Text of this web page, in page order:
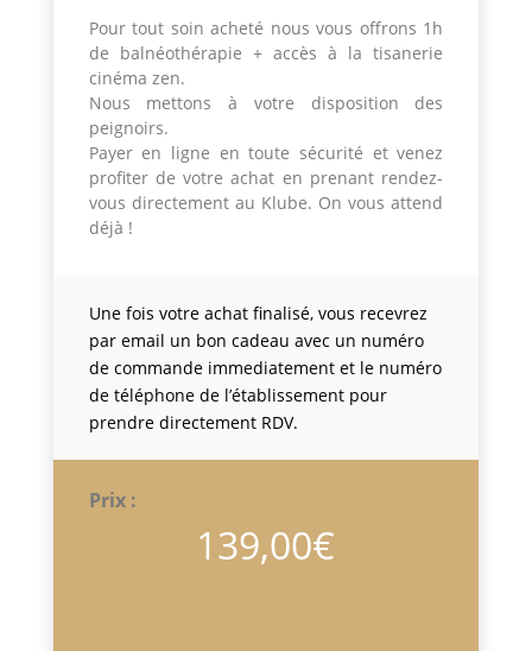
Pour tout soin acheté nous vous offrons 1h
de balnéothérapie + accès à la tisanerie
cinéma zen.
Nous mettons à votre disposition des
peignoirs.
Payer en ligne en toute sécurité et venez
profiter de votre achat en prenant rendez-
vous directement au Klube. On vous attend
déjà !
Une fois votre achat finalisé, vous recevrez
par email un bon cadeau avec un numéro
de commande immediatement et le numéro
de téléphone de l’établissement pour
prendre directement RDV.
Prix :
139,00€